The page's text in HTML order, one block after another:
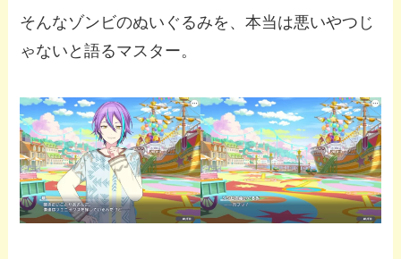
そんなゾンビのぬいぐるみを、本当は悪いやつじ
ゃないと語るマスター。